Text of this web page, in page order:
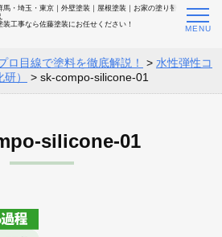
馬・埼玉・東京｜外壁塗装｜屋根塗装｜お家の塗り替
装工事なら佐藤塗装にお任せください！
ロ目線で塗料を徹底解説！ > 水性弾性コ
）
> sk-compo-silicone-01
silicone-01